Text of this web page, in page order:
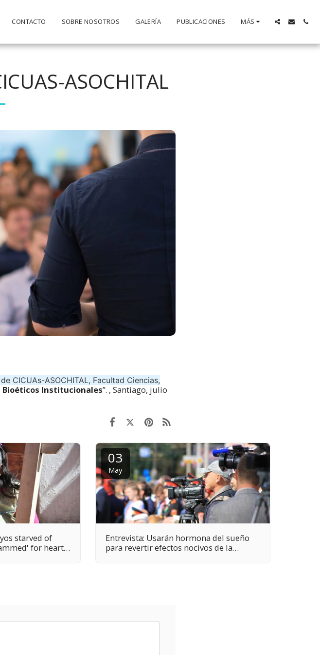
CONTACTO SOBRE NOSOTROS GALERÍA PUBLICACIONES MÁS
ASOCHITAL
CICUAs-ASOCHITAL, Facultad Ciencias,
Bioéticos Institucionales”. , Santiago, julio
starved of
for heart
03
May
Entrevista: Usarán hormona del sueño
para revertir efectos nocivos de la